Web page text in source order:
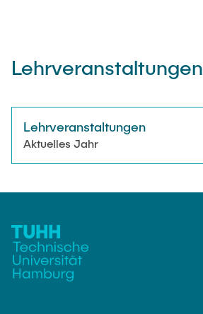
Lehrveranstaltungen
Lehrveranstaltungen
Aktuelles Jahr